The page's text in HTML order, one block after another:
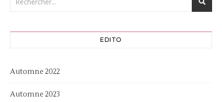
EDITO
Automne 2022
Automne 2023